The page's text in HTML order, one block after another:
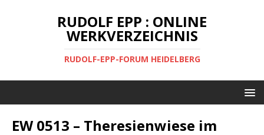
RUDOLF EPP : ONLINE
WERKVERZEICHNIS
RUDOLF-EPP-FORUM HEIDELBERG
EW 0513 – Theresienwiese im